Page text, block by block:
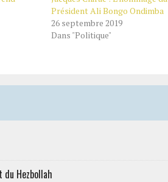
Président Ali Bongo Ondimba
26 septembre 2019
Dans "Politique"
Hezbollah